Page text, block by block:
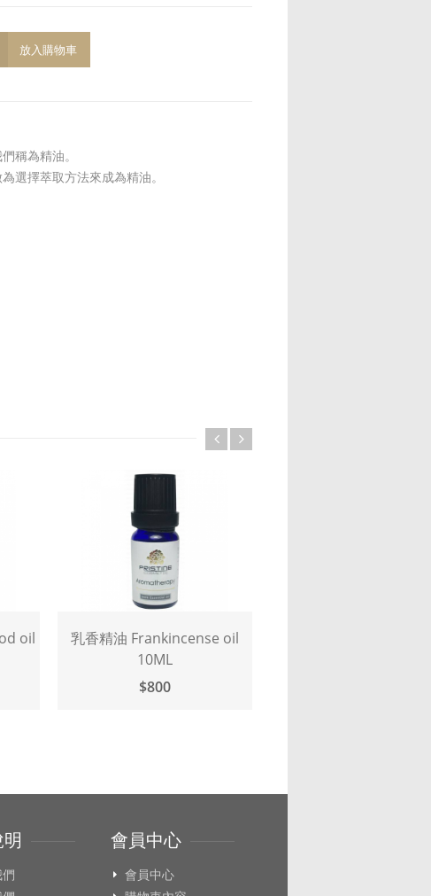
放入購物車
稱為精油。
選擇萃取方法來成為精油。
oil
乳香精油 Frankincense oil
10ML
$800
會員中心
會員中心